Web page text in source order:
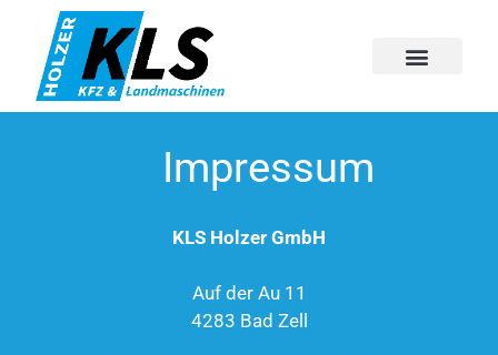
Impressum
KLS Holzer GmbH
Auf der Au 11
4283 Bad Zell